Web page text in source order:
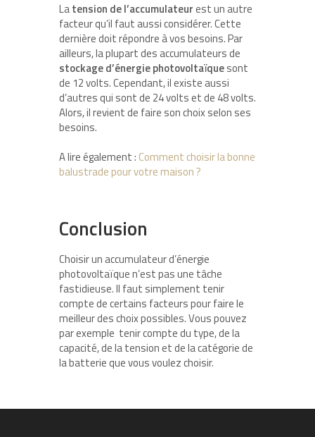
Latension de l’accumulateurest un autre
facteur qu’il faut aussi considérer. Cette
dernière doit répondre à vos besoins. Par
ailleurs, la plupart des accumulateurs de
stockage d’énergie photovoltaïquesont
de 12 volts. Cependant, il existe aussi
d’autres qui sont de 24 volts et de 48 volts.
Alors, il revient de faire son choix selon ses
besoins.
A lire également : Comment choisir la bonne
balustrade pour votre maison ?
Conclusion
Choisir un accumulateur d’énergie
photovoltaïque n’est pas une tâche
fastidieuse. Il faut simplement tenir
compte de certains facteurs pour faire le
meilleur des choix possibles. Vous pouvez
par exemple tenir compte du type, de la
capacité, de la tension et de la catégorie de
la batterie que vous voulez choisir.